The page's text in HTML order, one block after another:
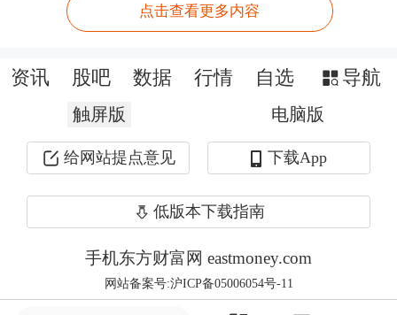
了业务往来。
金杯电工表示，公司研发的第四代核电
用超高温电磁线，结束了我国在该领域
长期依赖进口的历史，未来将进一步强
竞争力。
核电行业景气度显著提升
点击查看更多内容
资讯 股吧 数据 行情 自选 导航
触屏版 电脑版
给网站提点意见 下载App
低版本下载指南
手机东方财富网 eastmoney.com
网站备案号:沪ICP备05006054号-11